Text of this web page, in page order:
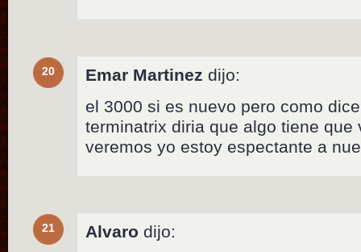
20 Emar Martinez dijo:
el 3000 si es nuevo pero como
terminatrix diria que algo tiene que
veremos yo estoy espectante a
21 Alvaro dijo: